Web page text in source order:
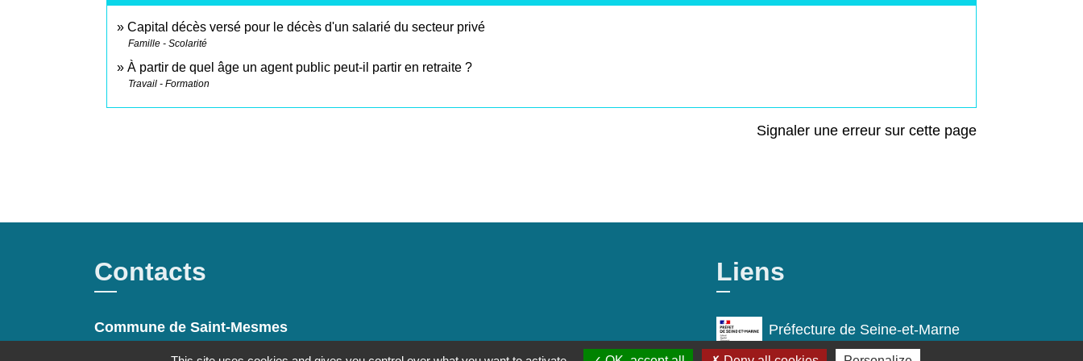
Capital décès versé pour le décès d'un salarié du secteur privé
Famille - Scolarité
À partir de quel âge un agent public peut-il partir en retraite ?
Travail - Formation
Signaler une erreur sur cette page
Contacts
Commune de Saint-Mesmes
Liens
Préfecture de Seine-et-Marne